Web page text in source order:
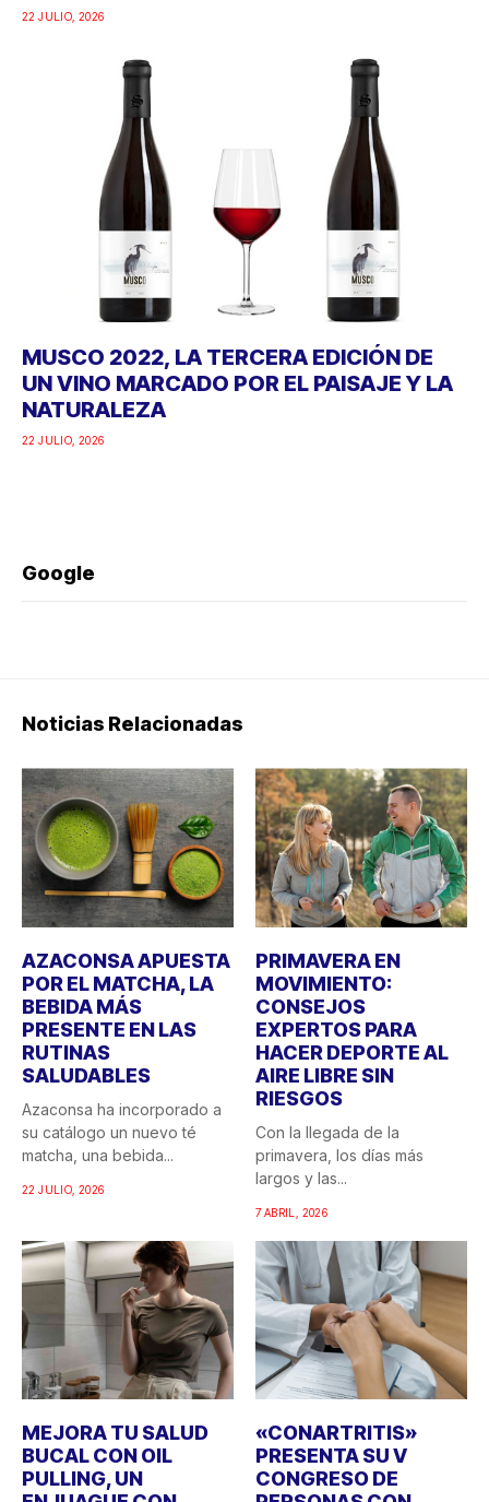
22 JULIO, 2026
MUSCO 2022, LA TERCERA EDICIÓN DE
UN VINO MARCADO POR EL PAISAJE Y LA
NATURALEZA
22 JULIO, 2026
Google
Noticias Relacionadas
AZACONSA APUESTA
POR EL MATCHA, LA
BEBIDA MÁS
PRESENTE EN LAS
RUTINAS
SALUDABLES
Azaconsa ha incorporado a
su catálogo un nuevo té
matcha, una bebida...
22 JULIO, 2026
PRIMAVERA EN
MOVIMIENTO:
CONSEJOS
EXPERTOS PARA
HACER DEPORTE AL
AIRE LIBRE SIN
RIESGOS
Con la llegada de la
primavera, los días más
largos y las...
7 ABRIL, 2026
MEJORA TU SALUD
BUCAL CON OIL
PULLING, UN
«CONARTRITIS»
PRESENTA SU V
CONGRESO DE